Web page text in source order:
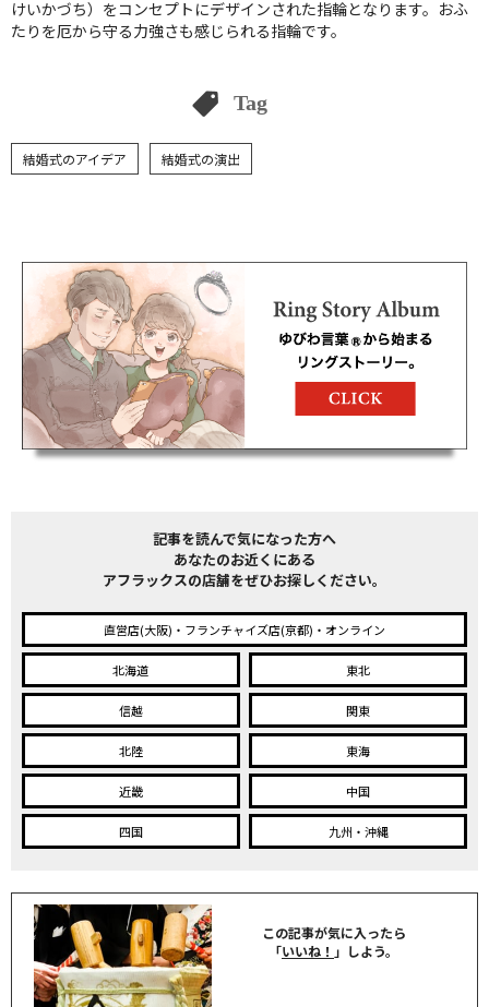
けいかづち）をコンセプトにデザインされた指輪となります。おふ
たりを厄から守る力強さも感じられる指輪です。
Tag
結婚式のアイデア 結婚式の演出
記事を読んで気になった方へ
あなたのお近くにある
アフラックスの店舗をぜひお探しください。
直営店(大阪)・フランチャイズ店(京都)・オンライン
北海道 東北
信越 関東
北陸 東海
近畿 中国
四国 九州・沖縄
この記事が気に入ったら
「いいね！ 」しよう。